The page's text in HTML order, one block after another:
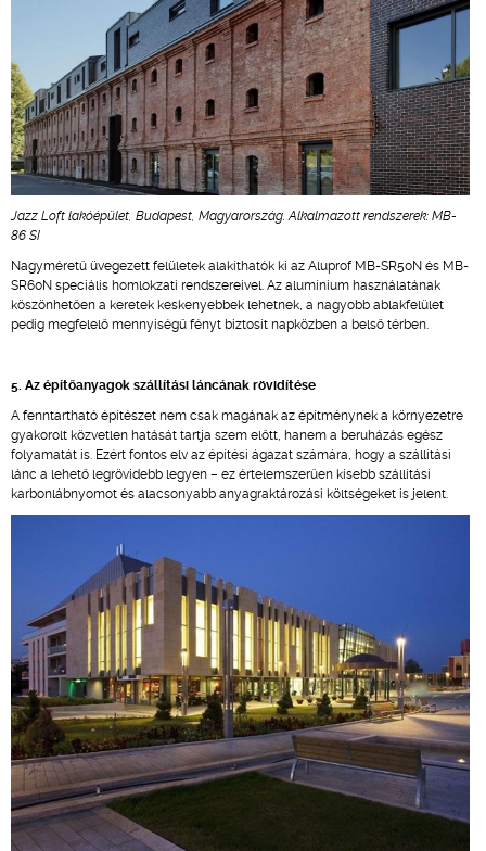
Jazz Loft lakóépület, Budapest, Magyarország. Alkalmazott rendszerek: MB-
86 SI
Nagyméretű üvegezett felületek alakíthatók ki az Aluprof MB-SR50N és MB-
SR60N speciális homlokzati rendszereivel. Az alumínium használatának
köszönhetően a keretek keskenyebbek lehetnek, a nagyobb ablakfelület
pedig megfelelő mennyiségű fényt biztosít napközben a belső térben.
5. Az építőanyagok szállítási láncának rövidítése
A fenntartható építészet nem csak magának az építménynek a környezetre
gyakorolt közvetlen hatását tartja szem előtt, hanem a beruházás egész
folyamatát is. Ezért fontos elv az építési ágazat számára, hogy a szállítási
lánc a lehető legrövidebb legyen – ez értelemszerűen kisebb szállítási
karbonlábnyomot és alacsonyabb anyagraktározási költségeket is jelent.